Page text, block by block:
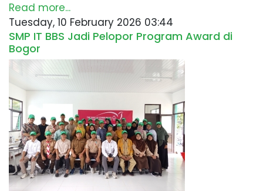
Read more...
Tuesday, 10 February 2026 03:44
SMP IT BBS Jadi Pelopor Program Award di
Bogor